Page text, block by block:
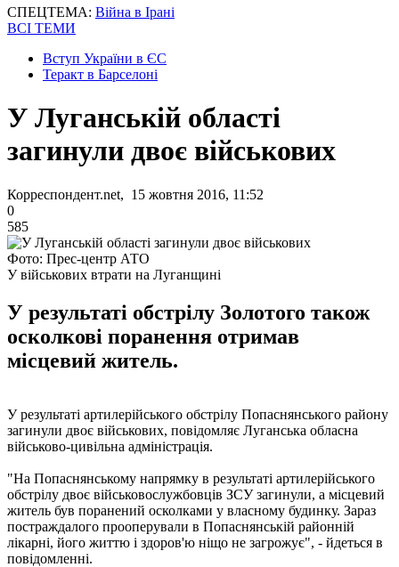
СПЕЦТЕМА: Війна в Ірані
ВСІ ТЕМИ
Вступ України в ЄС
Теракт в Барселоні
У Луганській області
загинули двоє військових
Корреспондент.net, 15 жовтня 2016, 11:52
0
585
Фото: Прес-центр АТО
У військових втрати на Луганщині
У результаті обстрілу Золотого також
осколкові поранення отримав
місцевий житель.
У результаті артилерійського обстрілу Попаснянського району
загинули двоє військових, повідомляє Луганська обласна
військово-цивільна адміністрація.
"На Попаснянському напрямку в результаті артилерійського
обстрілу двоє військовослужбовців ЗСУ загинули, а місцевий
житель був поранений осколками у власному будинку. Зараз
постраждалого прооперували в Попаснянській районній
лікарні, його життю і здоров'ю ніщо не загрожує", - йдеться в
повідомленні.